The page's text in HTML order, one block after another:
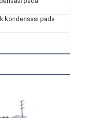
kondensasi pada